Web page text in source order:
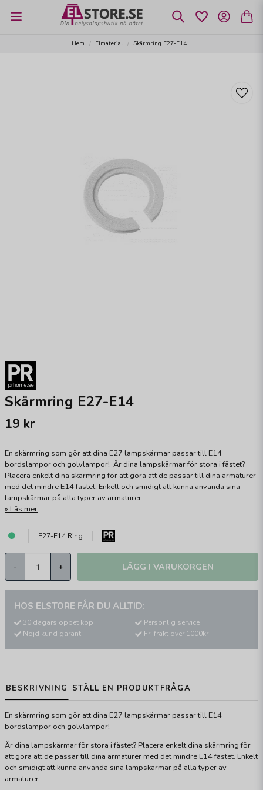
Hem Elmaterial Skärmring E27-E14
Skärmring E27-E14
19 kr
En skärmring som gör att dina E27 lampskärmar passar till E14
bordslampor och golvlampor! Är dina lampskärmar för stora i fästet?
Placera enkelt dina skärmring för att göra att de passar till dina armaturer
med det mindre E14 fästet. Enkelt och smidigt att kunna använda sina
lampskärmar på alla typer av armaturer.
Läs mer
E27-E14 Ring
- + LÄGG I VARUKORGEN
HOS ELSTORE FÅR DU ALLTID:
30 dagars öppet köp
Nöjd kund garanti
Personlig service
Fri frakt över 1000kr
BESKRIVNING STÄLL EN PRODUKTFRÅGA
En skärmring som gör att dina E27 lampskärmar passar till E14
bordslampor och golvlampor!
Är dina lampskärmar för stora i fästet? Placera enkelt dina skärmring för
att göra att de passar till dina armaturer med det mindre E14 fästet. Enkelt
och smidigt att kunna använda sina lampskärmar på alla typer av
armaturer.